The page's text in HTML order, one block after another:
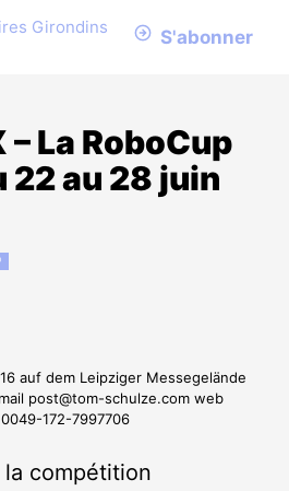
S'abonner
– La RoboCup
22 au 28 juin
auf dem Leipziger Messegelände
post@tom-schulze.com web
172-7997706
compétition